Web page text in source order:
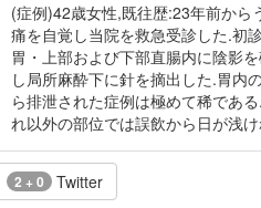
(症例)42歳女性,既往歴:23年前か
痛を自覚し当院を救急受診した.初
胃・上部および下部直腸内に陰影
し局所麻酔下に針を摘出した.胃内
ら排泄された症例は極めて稀であ
れ以外の部位では誤飲から日が浅
2 + 0 Twitter